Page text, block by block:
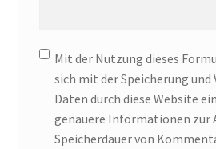
Mit der Nutzung dieses
sich mit der Speicherung
Daten durch diese Website
genauere Informationen zur
Speicherdauer von